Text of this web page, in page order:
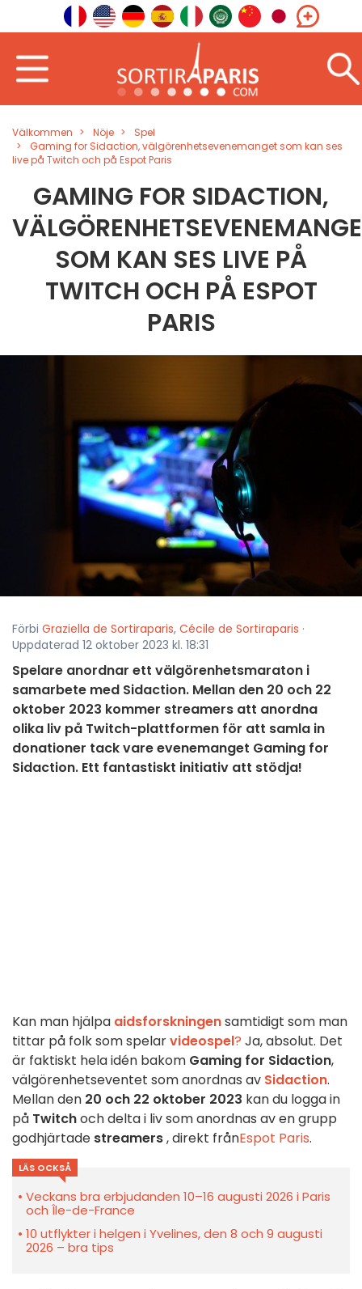
Välkommen Nöje
Spel
Gaming for Sidaction, välgörenhetsevenemanget som kan ses
live på Twitch och på Espot Paris
GAMING FOR SIDACTION,
SOM KAN SES LIVE PÅ
TWITCH OCH PÅ ESPOT
PARIS
Förbi Graziella de Sortiraparis, Cécile de Sortiraparis ·
Uppdaterad 12 oktober 2023 kl. 18:31
Spelare anordnar ett välgörenhetsmaraton i
samarbete med Sidaction. Mellan den 20 och 22
oktober 2023 kommer streamers att anordna
olika liv på Twitch-plattformen för att samla in
donationer tack vare evenemanget Gaming for
Sidaction. Ett fantastiskt initiativ att stödja!
Kan man hjälpa aidsforskningensamtidigt som man
tittar på folk som spelarvideospel? Ja, absolut. Det
är faktiskt hela idén bakom Gaming for Sidaction,
välgörenhetseventet som anordnas av Sidaction.
Mellan den 20 och 22 oktober 2023 kan du logga in
på Twitchoch delta i liv som anordnas av en grupp
godhjärtade streamers, direkt frånEspot Paris.
LÄS OCKSÅ
Veckans bra erbjudanden 10–16 augusti 2026 i Paris
och Île-de-France
10 utflykter i helgen i Yvelines, den 8 och 9 augusti
2026 – bra tips